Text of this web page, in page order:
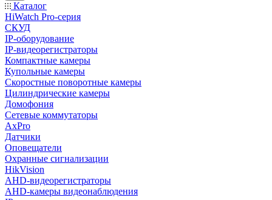
Каталог
HiWatch Pro-серия
CКУД
IP-оборудование
IP-видеорегистраторы
Компактные камеры
Купольные камеры
Скоростные поворотные камеры
Цилиндрические камеры
Домофония
Сетевые коммутаторы
AxPro
Датчики
Оповещатели
Охранные сигнализации
HikVision
AHD-видеорегистраторы
AHD-камеры видеонаблюдения